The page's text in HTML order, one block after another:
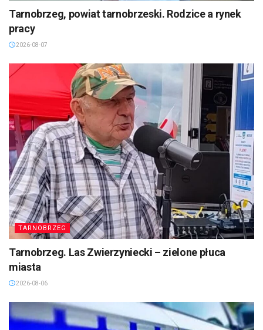
Tarnobrzeg, powiat tarnobrzeski. Rodzice a rynek
pracy
2026-08-07
TARNOBRZEG
Tarnobrzeg. Las Zwierzyniecki – zielone płuca
miasta
2026-08-06